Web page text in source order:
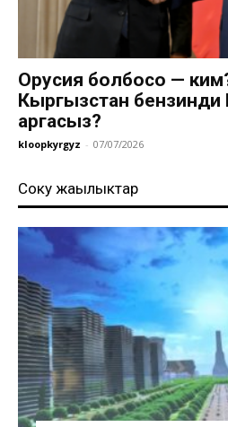
Орусия болбосо —
Кыргызстан бензинди
аргасыз?
kloopkyrgyz - 07/07/2026
Соңку жаңылыктар